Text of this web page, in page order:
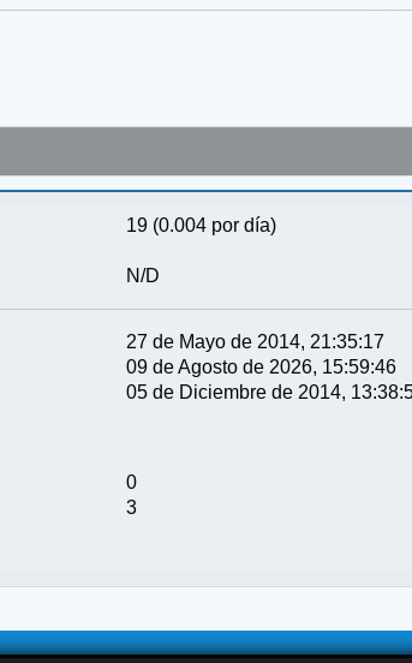
19 (0.004 por día)
N/D
27 de Mayo de 2014, 21:35:17
09 de Agosto de 2026, 15:59:46
05 de Diciembre de 2014,
0
3